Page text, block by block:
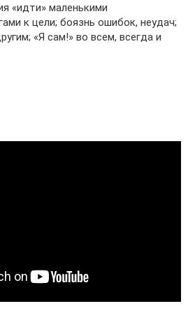
«идти» маленькими
к цели; боязнь ошибок, неудач;
«Я сам!» во всем, всегда и